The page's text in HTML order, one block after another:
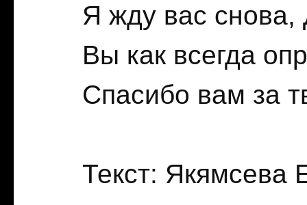
Я жду вас снова,
Вы как всегда
Спасибо вам за
Текст: Якямсева